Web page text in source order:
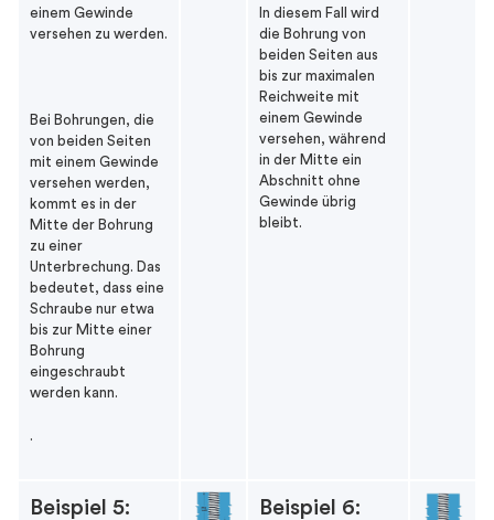
einem Gewinde
versehen zu werden.
Bei Bohrungen, die
von beiden Seiten
mit einem Gewinde
versehen werden,
kommt es in der
Mitte der Bohrung
zu einer
Unterbrechung. Das
bedeutet, dass eine
Schraube nur etwa
bis zur Mitte einer
Bohrung
eingeschraubt
werden kann.
.
In diesem Fall wird
die Bohrung von
beiden Seiten aus
bis zur maximalen
Reichweite mit
einem Gewinde
versehen, während
in der Mitte ein
Abschnitt ohne
Gewinde übrig
bleibt.
Beispiel 5: Beispiel 6: